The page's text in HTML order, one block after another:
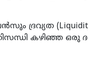
ദ്രവ്യത
കഴിഞ്ഞ ഒരു